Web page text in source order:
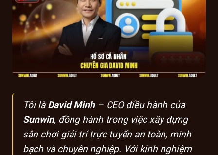
Tôi là David Minh– CEO điều hành của
Sunwin, đồng hành trong việc xây dựng
sân chơi giải trí trực tuyến an toàn, minh
bạch và chuyên nghiệp. Với kinh nghiệm